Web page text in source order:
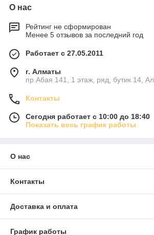
О нас
Рейтинг не сформирован
Менее 5 отзывов за последний год
Работает с 27.05.2011
г. Алматы
пр.Абая 141, 1 этаж, ряд, бутик 14,
Контакты
Сегодня работает с 10:00 до 18:40
Показать весь график работы
О нас
Контакты
Доставка и оплата
График работы